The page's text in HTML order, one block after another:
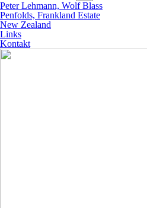
Peter Lehmann, Wolf Blass
Penfolds, Frankland Estate
New Zealand
Links
Kontakt